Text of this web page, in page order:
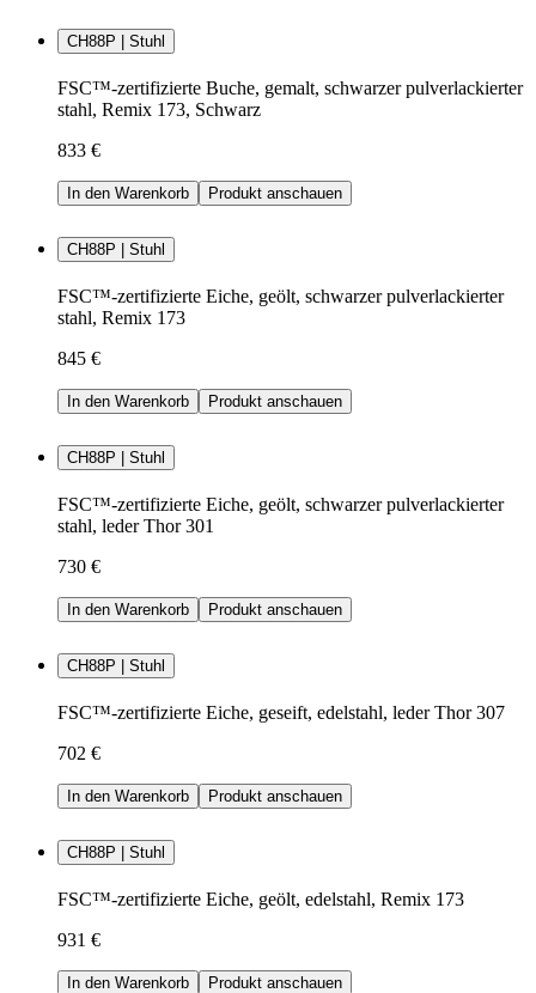
CH88P | Stuhl
FSC™-zertifizierte Buche, gemalt, schwarzer pulverlackierter
stahl, Remix 173, Schwarz
833 €
In den Warenkorb Produkt anschauen
CH88P | Stuhl
FSC™-zertifizierte Eiche, geölt, schwarzer pulverlackierter
stahl, Remix 173
845 €
In den Warenkorb Produkt anschauen
CH88P | Stuhl
FSC™-zertifizierte Eiche, geölt, schwarzer pulverlackierter
stahl, leder Thor 301
730 €
In den Warenkorb Produkt anschauen
CH88P | Stuhl
FSC™-zertifizierte Eiche, geseift, edelstahl, leder Thor 307
702 €
In den Warenkorb Produkt anschauen
CH88P | Stuhl
FSC™-zertifizierte Eiche, geölt, edelstahl, Remix 173
931 €
In den Warenkorb Produkt anschauen